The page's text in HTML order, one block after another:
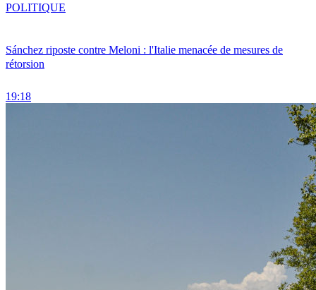
Sánchez riposte contre Meloni : l'Italie menacée de mesures de
rétorsion
19:18
POLITIQUE